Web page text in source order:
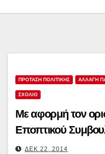
ΠΡΟΤΑΣΗ ΠΟΛΙΤΙΚΗΣ ΑΛΛΑΓΗ
ΣΧΟΛΙΟ
Με αφορμή τον
Εποπτικού
ΔΕΚ 22, 2014